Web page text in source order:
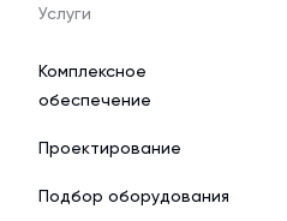
Услуги
Комплексное
обеспечение
Проектирование
Подбор оборудования